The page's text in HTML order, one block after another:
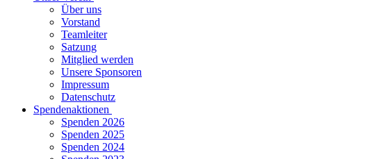
Über uns
Vorstand
Teamleiter
Satzung
Mitglied werden
Unsere Sponsoren
Impressum
Datenschutz
Spendenaktionen
Spenden 2026
Spenden 2025
Spenden 2024